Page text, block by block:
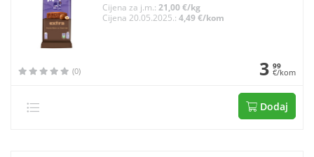
Cijena za j.m.: 21,00 €/kg
Cijena 20.05.2025.: 4,49 €/kom
(0) 3 99
€/kom
Dodaj